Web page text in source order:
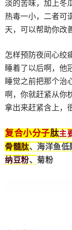
淡的苦味，加上冬
热毒一小，二者可
天，可以帮助你改
怎样预防夜间心绞
睡着了以后啊，他
睡觉之前把那个治
啊，你就赶紧从你
拿出来赶紧含上，
复合小分子肽主
骨髓肽、海洋鱼低
纳豆粉、菊粉